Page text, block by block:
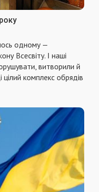
одному —
Всесвіту. І наші
витворили й
комплекс обрядів